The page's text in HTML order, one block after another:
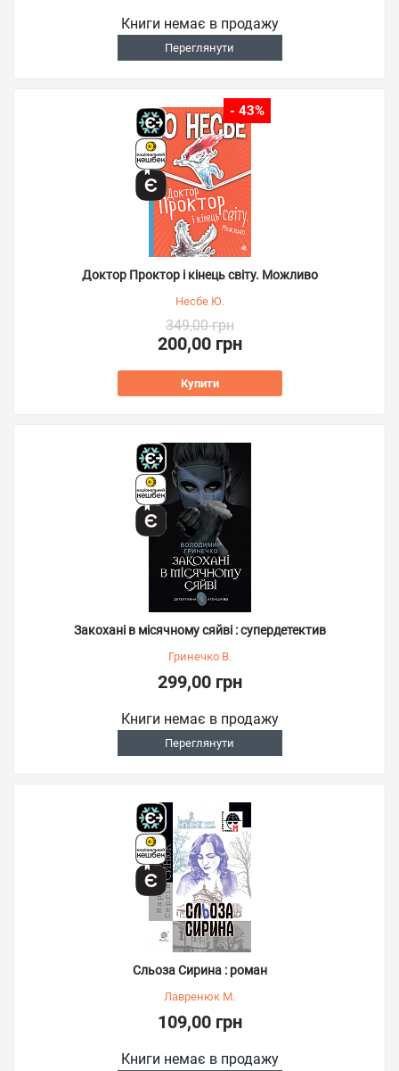
Книги немає в продажу
Переглянути
- 43%
Доктор Проктор і кінець світу. Можливо
Несбе Ю.
349,00 грн
200,00 грн
Купити
Закохані в місячному сяйві : супердетектив
Гринечко В.
299,00 грн
Книги немає в продажу
Переглянути
Сльоза Сирина : роман
Лавренюк М.
109,00 грн
Книги немає в продажу